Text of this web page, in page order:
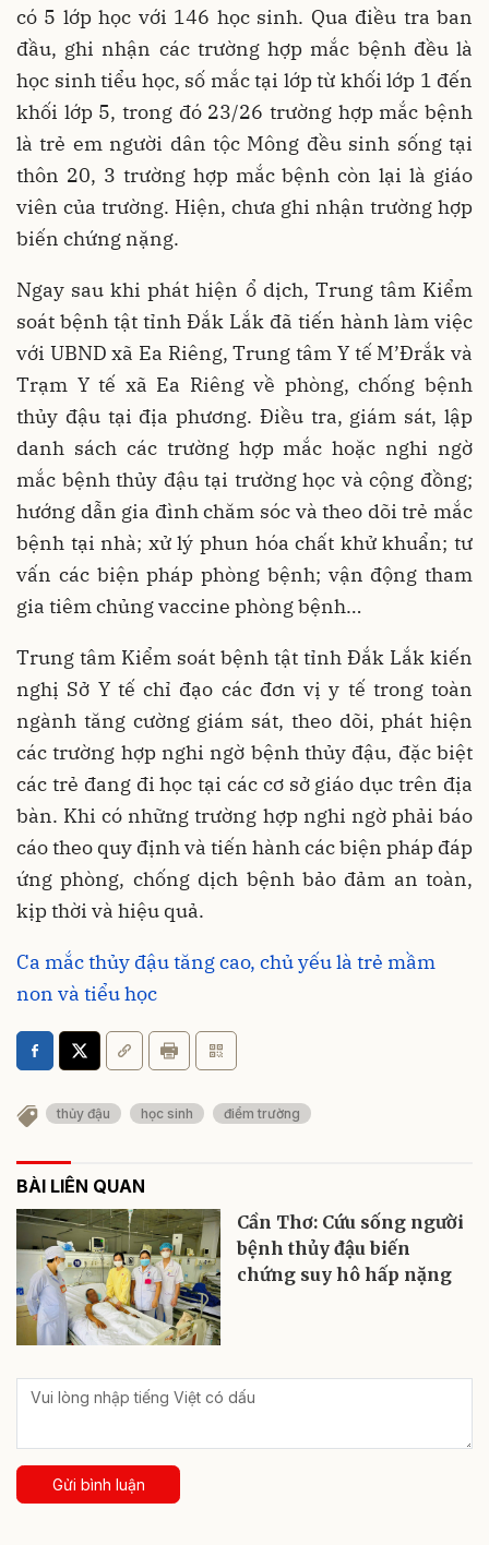
có 5 lớp học với 146 học sinh. Qua điều tra ban
đầu, ghi nhận các trường hợp mắc bệnh đều là
học sinh tiểu học, số mắc tại lớp từ khối lớp 1 đến
khối lớp 5, trong đó 23/26 trường hợp mắc bệnh
là trẻ em người dân tộc Mông đều sinh sống tại
thôn 20, 3 trường hợp mắc bệnh còn lại là giáo
viên của trường. Hiện, chưa ghi nhận trường hợp
biến chứng nặng.
Ngay sau khi phát hiện ổ dịch, Trung tâm Kiểm
soát bệnh tật tỉnh Đắk Lắk đã tiến hành làm việc
với UBND xã Ea Riêng, Trung tâm Y tế M’Đrắk và
Trạm Y tế xã Ea Riêng về phòng, chống bệnh
thủy đậu tại địa phương. Điều tra, giám sát, lập
danh sách các trường hợp mắc hoặc nghi ngờ
mắc bệnh thủy đậu tại trường học và cộng đồng;
hướng dẫn gia đình chăm sóc và theo dõi trẻ mắc
bệnh tại nhà; xử lý phun hóa chất khử khuẩn; tư
vấn các biện pháp phòng bệnh; vận động tham
gia tiêm chủng vaccine phòng bệnh…
Trung tâm Kiểm soát bệnh tật tỉnh Đắk Lắk kiến
nghị Sở Y tế chỉ đạo các đơn vị y tế trong toàn
ngành tăng cường giám sát, theo dõi, phát hiện
các trường hợp nghi ngờ bệnh thủy đậu, đặc biệt
các trẻ đang đi học tại các cơ sở giáo dục trên địa
bàn. Khi có những trường hợp nghi ngờ phải báo
cáo theo quy định và tiến hành các biện pháp đáp
ứng phòng, chống dịch bệnh bảo đảm an toàn,
kịp thời và hiệu quả.
Ca mắc thủy đậu tăng cao, chủ yếu là trẻ mầm
non và tiểu học
thủy đậu học sinh điểm trường
BÀI LIÊN QUAN
Cần Thơ: Cứu sống người
bệnh thủy đậu biến
chứng suy hô hấp nặng
Gửi bình luận